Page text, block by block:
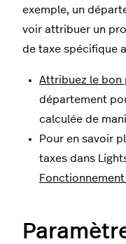
exemple, un
voir attribuer un
de taxe spécifique
Attribuez le bon
département
calculée de
Pour en savoir
taxes dans